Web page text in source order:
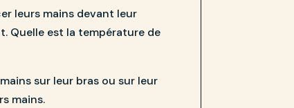
leurs mains devant leur
Quelle est la température de
sur leur bras ou sur leur
mains.